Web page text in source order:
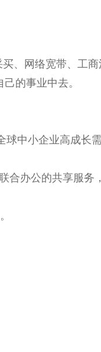
带、工商注册
的事业中去。
中小企业高成长需
公的共享服务